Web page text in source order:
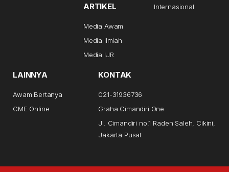
ARTIKEL
Media Awam
Media Ilmiah
Media IJR
Internasional
LAINNYA
Awam Bertanya
CME Online
KONTAK
021-31936736
Graha Cimandiri One
Jl. Cimandiri no.1 Raden Saleh, Cikini,
Jakarta Pusat